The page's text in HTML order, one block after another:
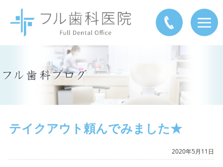
テイクアウト頼んでみました★
2020年5月11日